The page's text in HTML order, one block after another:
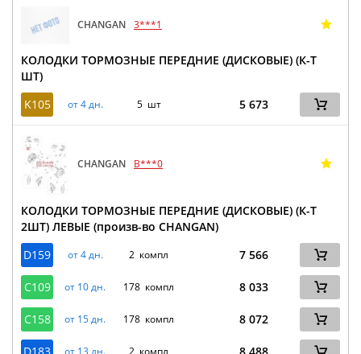
CHANGAN 3***1
КОЛОДКИ ТОРМОЗНЫЕ ПЕРЕДНИЕ (ДИСКОВЫЕ) (К-Т
ШТ)
K105
от 4 дн. 5 шт 5 673
CHANGAN B***0
КОЛОДКИ ТОРМОЗНЫЕ ПЕРЕДНИЕ (ДИСКОВЫЕ) (К-Т
2ШТ) ЛЕВЫЕ (произв-во CHANGAN)
D159
от 4 дн. 2 компл 7 566
C109 от 10 дн. 178 компл 8 033
C158 от 15 дн. 178 компл 8 072
от 13 дн. 2 компл